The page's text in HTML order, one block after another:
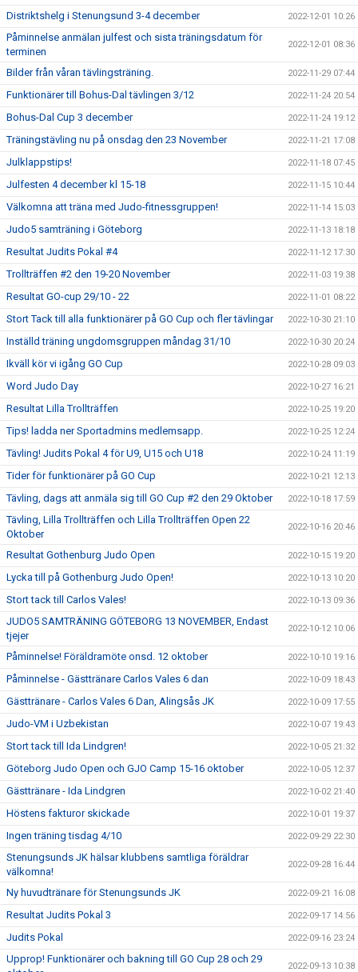
Distriktshelg i Stenungsund 3-4 december 2022-12-01 10:26
Påminnelse anmälan julfest och sista träningsdatum för
terminen
2022-12-01 08:36
Bilder från våran tävlingsträning. 2022-11-29 07:44
Funktionärer till Bohus-Dal tävlingen 3/12 2022-11-24 20:54
Bohus-Dal Cup 3 december 2022-11-24 19:12
Träningstävling nu på onsdag den 23 November 2022-11-21 17:08
Julklappstips! 2022-11-18 07:45
Julfesten 4 december kl 15-18 2022-11-15 10:44
Välkomna att träna med Judo-fitnessgruppen! 2022-11-14 15:03
Judo5 samträning i Göteborg 2022-11-13 18:18
Resultat Judits Pokal #4 2022-11-12 17:30
Trollträffen #2 den 19-20 November 2022-11-03 19:38
Resultat GO-cup 29/10 - 22 2022-11-01 08:22
Stort Tack till alla funktionärer på GO Cup och fler tävlingar 2022-10-30 21:10
Inställd träning ungdomsgruppen måndag 31/10 2022-10-30 20:24
Ikväll kör vi igång GO Cup 2022-10-28 09:03
Word Judo Day 2022-10-27 16:21
Resultat Lilla Trollträffen 2022-10-25 19:20
Tips! ladda ner Sportadmins medlemsapp. 2022-10-25 12:24
Tävling! Judits Pokal 4 för U9, U15 och U18 2022-10-24 11:19
Tider för funktionärer på GO Cup 2022-10-21 12:13
Tävling, dags att anmäla sig till GO Cup #2 den 29 Oktober 2022-10-18 17:59
Tävling, Lilla Trollträffen och Lilla Trollträffen Open 22
Oktober
2022-10-16 20:46
Resultat Gothenburg Judo Open 2022-10-15 19:20
Lycka till på Gothenburg Judo Open! 2022-10-13 10:20
Stort tack till Carlos Vales! 2022-10-13 09:36
JUDO5 SAMTRÄNING GÖTEBORG 13 NOVEMBER, Endast
tjejer
2022-10-12 10:06
Påminnelse! Föräldramöte onsd. 12 oktober 2022-10-10 19:16
Påminnelse - Gästtränare Carlos Vales 6 dan 2022-10-09 18:43
Gästtränare - Carlos Vales 6 Dan, Alingsås JK 2022-10-09 17:55
Judo-VM i Uzbekistan 2022-10-07 19:43
Stort tack till Ida Lindgren! 2022-10-05 21:32
Göteborg Judo Open och GJO Camp 15-16 oktober 2022-10-05 12:37
Gästtränare - Ida Lindgren 2022-10-02 21:40
Höstens fakturor skickade 2022-10-01 19:37
Ingen träning tisdag 4/10 2022-09-29 22:30
Stenungsunds JK hälsar klubbens samtliga föräldrar
välkomna!
2022-09-28 16:44
Ny huvudtränare för Stenungsunds JK 2022-09-21 16:08
Resultat Judits Pokal 3 2022-09-17 14:56
Judits Pokal 2022-09-16 23:24
Upprop! Funktionärer och bakning till GO Cup 28 och 29
2022-09-13 10:38